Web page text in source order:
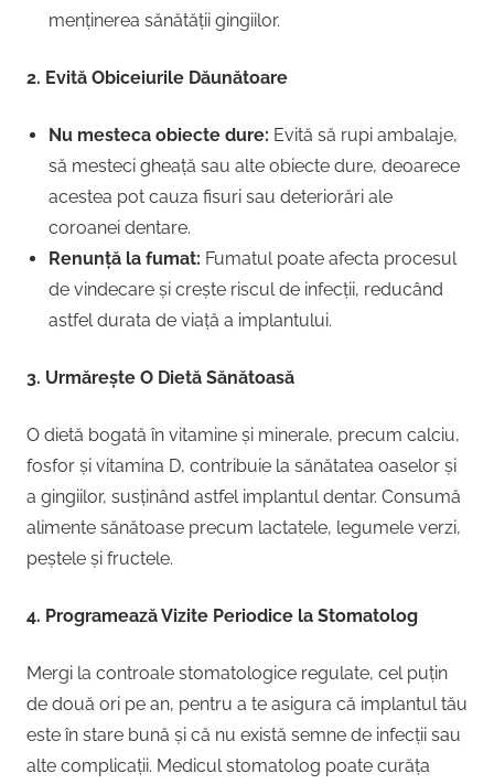
menținerea sănătății gingiilor.
2. Evită Obiceiurile Dăunătoare
Nu mesteca obiecte dure: Evită să rupi ambalaje,
să mesteci gheață sau alte obiecte dure, deoarece
acestea pot cauza fisuri sau deteriorări ale
coroanei dentare.
Renunță la fumat: Fumatul poate afecta procesul
de vindecare și crește riscul de infecții, reducând
astfel durata de viață a implantului.
3. Urmărește O Dietă Sănătoasă
O dietă bogată în vitamine și minerale, precum calciu,
fosfor și vitamina D, contribuie la sănătatea oaselor și
a gingiilor, susținând astfel implantul dentar. Consumă
alimente sănătoase precum lactatele, legumele verzi,
peștele și fructele.
4. Programează Vizite Periodice la Stomatolog
Mergi la controale stomatologice regulate, cel puțin
de două ori pe an, pentru a te asigura că implantul tău
este în stare bună și că nu există semne de infecții sau
alte complicații. Medicul stomatolog poate curăța